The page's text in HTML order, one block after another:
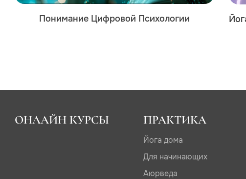
Понимание Цифровой Психологии
ОНЛАЙН КУРСЫ ПРАКТИКА
Йога дома
Для начинающих
Аюрведа